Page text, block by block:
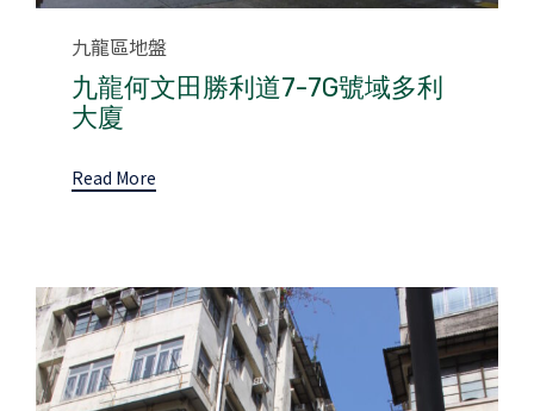
Category
九龍區地盤
九龍何文田勝利道7-7G號域多利
大廈
Read More